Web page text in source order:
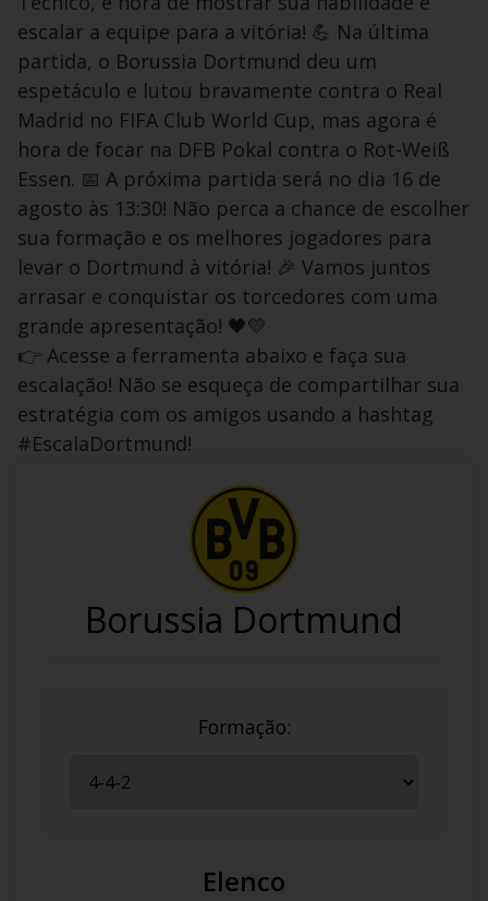
escalar a equipe para a vitória! 💪 Na última
partida, o Borussia Dortmund deu um
espetáculo e lutou bravamente contra o Real
Madrid no FIFA Club World Cup, mas agora é
hora de focar na DFB Pokal contra o Rot-Weiß
Essen. 📅 A próxima partida será no dia 16 de
agosto às 13:30! Não perca a chance de escolher
sua formação e os melhores jogadores para
levar o Dortmund à vitória! 🎉 Vamos juntos
arrasar e conquistar os torcedores com uma
grande apresentação! 🖤💛
👉 Acesse a ferramenta abaixo e faça sua
escalação! Não se esqueça de compartilhar sua
estratégia com os amigos usando a hashtag
#EscalaDortmund!
Borussia Dortmund
Formação:
Elenco